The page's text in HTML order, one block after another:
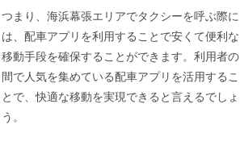
つまり、海浜幕張エリアでタクシーを呼ぶ際に
は、配車アプリを利用することで安くて便利な
移動手段を確保することができます。利用者の
間で人気を集めている配車アプリを活用するこ
とで、快適な移動を実現できると言えるでしょ
う。